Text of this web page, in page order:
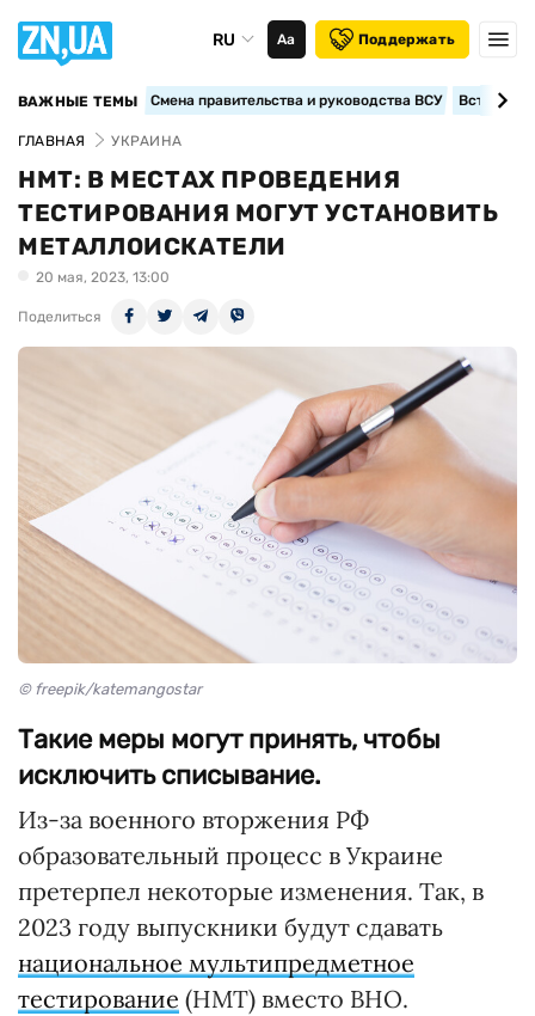
RU Аа Поддержать
ВАЖНЫЕ ТЕМЫ Смена правительства и руководства ВСУ
ГЛАВНАЯ УКРАИНА
НМТ: В МЕСТАХ ПРОВЕДЕНИЯ
ТЕСТИРОВАНИЯ МОГУТ УСТАНОВИТЬ
МЕТАЛЛОИСКАТЕЛИ
20 мая, 2023, 13:00
Поделиться
© freepik/katemangostar
Такие меры могут принять, чтобы
исключить списывание.
Из-за военного вторжения РФ
образовательный процесс в Украине
претерпел некоторые изменения. Так, в
2023 году выпускники будут сдавать
национальное мультипредметное
тестирование (НМТ) вместо ВНО.